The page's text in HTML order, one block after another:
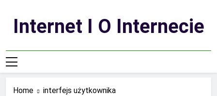
contentInternet I O Internecie
Home interfejs użytkownika